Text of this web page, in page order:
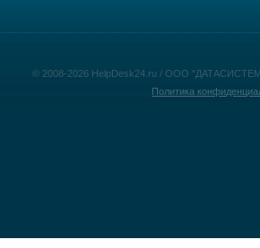
© 2008-2026 HelpDesk24.ru / ООО
Политика